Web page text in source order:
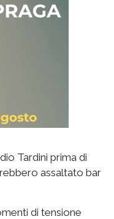
Tardini prima di
assaltato bar
di tensione